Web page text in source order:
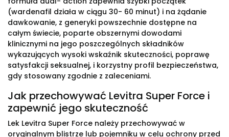
(wardenafil działa w ciągu 30- 60 minut) i na żądanie
dawkowanie, z generyki powszechnie dostępne na
całym świecie, poparte obszernymi dowodami
klinicznymi na jego poszczególnych składników
wykazujących wysoki wskaźnik skuteczności, poprawę
satysfakcji seksualnej, i korzystny profil bezpieczeństwa,
gdy stosowany zgodnie z zaleceniami.
Jak przechowywać Levitra Super Force i
zapewnić jego skuteczność
Lek Levitra Super Force należy przechowywać w
oryginalnym blistrze lub pojemniku w celu ochrony przed